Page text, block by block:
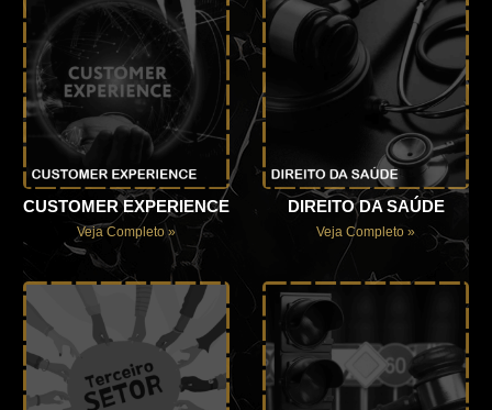
CUSTOMER EXPERIENCE
Veja Completo »
DIREITO DA SAÚDE
Veja Completo »